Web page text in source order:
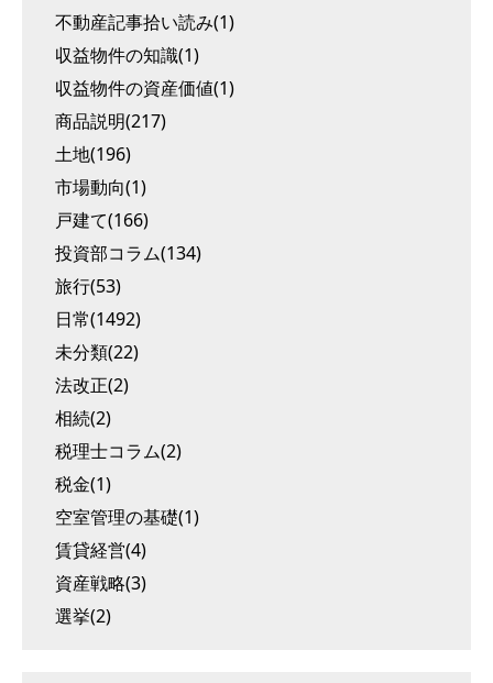
不動産記事拾い読み(1)
収益物件の知識(1)
収益物件の資産価値(1)
商品説明(217)
土地(196)
市場動向(1)
戸建て(166)
投資部コラム(134)
旅行(53)
日常(1492)
未分類(22)
法改正(2)
相続(2)
税理士コラム(2)
税金(1)
空室管理の基礎(1)
賃貸経営(4)
資産戦略(3)
選挙(2)